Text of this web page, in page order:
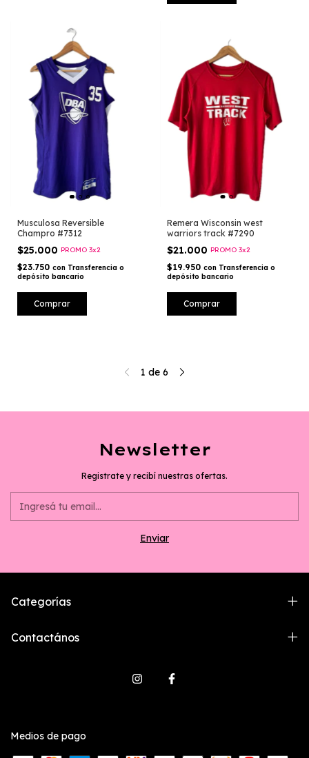
Musculosa Reversible
Champro #7312
$25.000 PROMO 3x2
$23.750 con Transferencia o
depósito bancario
Comprar
Remera Wisconsin west
warriors track #7290
$21.000 PROMO 3x2
$19.950 con Transferencia o
depósito bancario
Comprar
1 de 6
Newsletter
Registrate y recibí nuestras ofertas.
Categorías
Contactános
Medios de pago